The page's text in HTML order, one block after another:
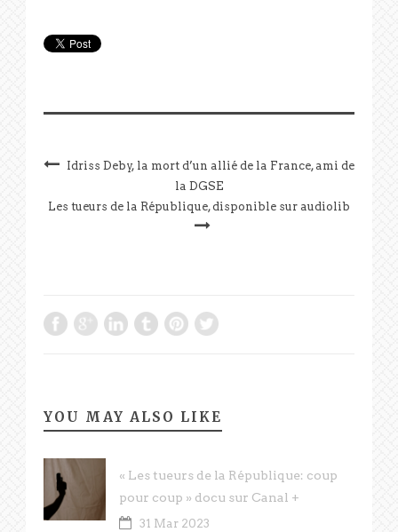
Idriss Deby, la mort d’un allié de la France, ami de
la DGSE
Les tueurs de la République, disponible sur audiolib
YOU MAY ALSO LIKE
« Les tueurs de la République: coup
pour coup » docu sur Canal +
31 Mar 2023